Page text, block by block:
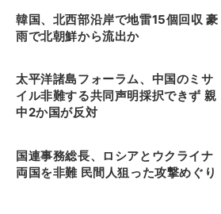
韓国、北西部沿岸で地雷15個回収 豪
雨で北朝鮮から流出か
太平洋諸島フォーラム、中国のミサ
イル非難する共同声明採択できず 親
中2か国が反対
国連事務総長、ロシアとウクライナ
両国を非難 民間人狙った攻撃めぐり